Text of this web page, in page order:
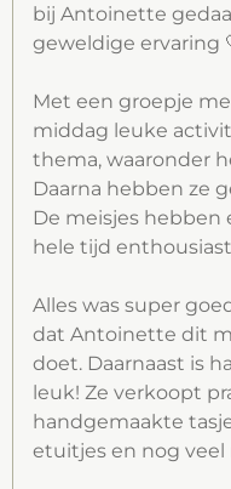
k
a
m
p
bij Antoinette
geweldige ervaring
Met een groepje
middag leuke
thema, waaronder
Daarna hebben ze
De meisjes
hele tijd
Alles was super
dat Antoinette dit
doet. Daarnaast is
leuk! Ze verkoopt
handgemaakte
etuitjes en nog